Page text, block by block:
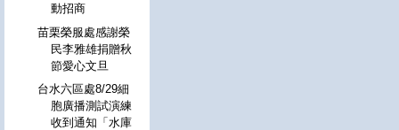
動招商
苗栗榮服處感謝榮
民李雅雄捐贈秋
節愛心文旦
台水六區處8/29細
胞廣播測試演練
收到通知「水庫